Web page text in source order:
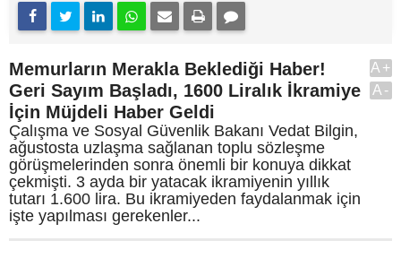
Memurların Merakla Beklediği Haber!
Geri Sayım Başladı, 1600 Liralık İkramiye
İçin Müjdeli Haber Geldi
Çalışma ve Sosyal Güvenlik Bakanı Vedat Bilgin,
ağustosta uzlaşma sağlanan toplu sözleşme
görüşmelerinden sonra önemli bir konuya dikkat
çekmişti. 3 ayda bir yatacak ikramiyenin yıllık
tutarı 1.600 lira. Bu ikramiyeden faydalanmak için
işte yapılması gerekenler...
A+
A-